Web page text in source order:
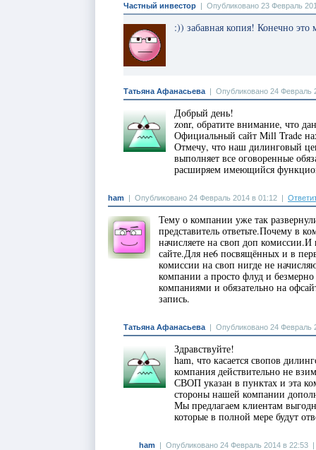
Частный инвестор Опубликовано 23 Февраль
:)) забавная копия! Конечно
Татьяна Афанасьева Опубликовано 24 Февраль
Добрый день!
zonr, обратите внимание, что
Официальный сайт Mill Trade
Отмечу, что наш дилинговый
выполняет все оговоренные
расширяем имеющийся
ham Опубликовано 24 Февраль 2014 в 01:12
Тему о компании уже так
представитель ответьте.Почему в
начисляете на своп доп
сайте.Для не6 посвящённых и в
комиссии на своп нигде не
компании а просто флуд и
компаниями и обязательно на
запись.
Татьяна Афанасьева Опубликовано 24 Февраль
Здравствуйте!
ham, что касается свопов
компания действительно не
СВОП указан в пунктах и эта
стороны нашей компании
Мы предлагаем клиентам
которые в полной мере будут
ham Опубликовано 24 Февраль 2014 в 22:53